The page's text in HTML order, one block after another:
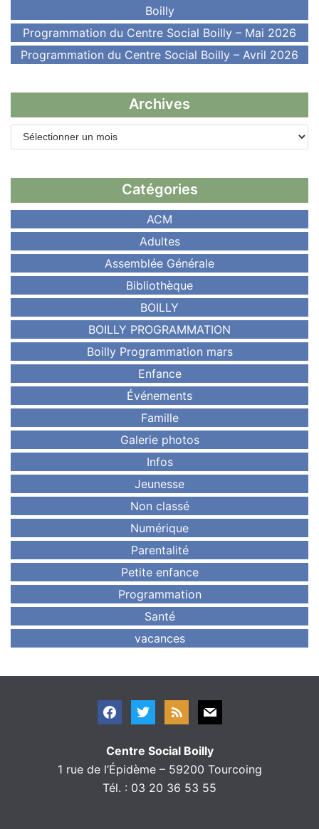
Boilly
Programmation du Centre Social Boilly – Mai 2026
Programmation du Centre Social Boilly – Avril 2026
Archives
Catégories
ACM
Adultes
Assemblée Générale
Bibliothèque
BOILLY
BOILLY PROGRAMMATION
Boilly Programmation mars
Enfance
Événements
Famille
Galerie photos
Infos
Jeunesse
Non classé
Numérique
Parentalité
Petite enfance
Programmation
Santé
vacances
Centre Social Boilly
1 rue de l’Épidème – 59200 Tourcoing
Tél. : 03 20 36 53 55